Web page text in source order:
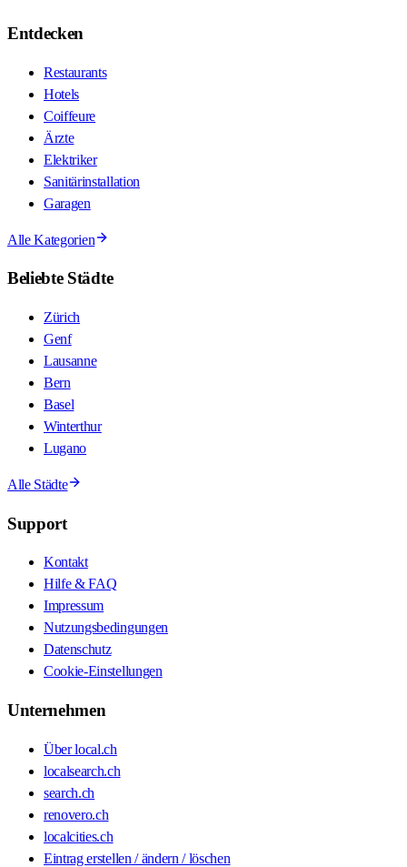
Entdecken
Restaurants
Hotels
Coiffeure
Ärzte
Elektriker
Sanitärinstallation
Garagen
Alle Kategorien
Beliebte Städte
Zürich
Genf
Lausanne
Bern
Basel
Winterthur
Lugano
Alle Städte
Support
Kontakt
Hilfe & FAQ
Impressum
Nutzungsbedingungen
Datenschutz
Cookie-Einstellungen
Unternehmen
Über local.ch
localsearch.ch
search.ch
renovero.ch
localcities.ch
Eintrag erstellen / ändern / löschen